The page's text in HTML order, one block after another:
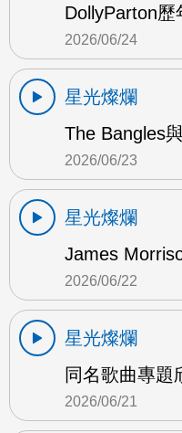
DollyParton歷
2026/06/24
星光燦爛
The Bangles
2026/06/23
星光燦爛
James
2026/06/22
星光燦爛
同名歌曲專題
2026/06/21